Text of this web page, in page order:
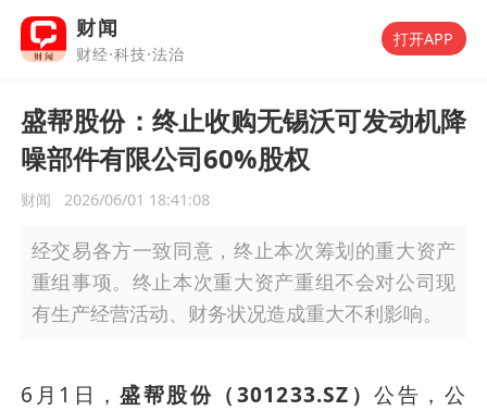
财闻
财经·科技·法治
打开APP
盛帮股份：终止收购无锡沃可发动机降
噪部件有限公司60%股权
财闻 2026/06/01 18:41:08
经交易各方一致同意，终止本次筹划的重大资产
重组事项。终止本次重大资产重组不会对公司现
有生产经营活动、财务状况造成重大不利影响。
6月1日，盛帮股份（301233.SZ）公告，公